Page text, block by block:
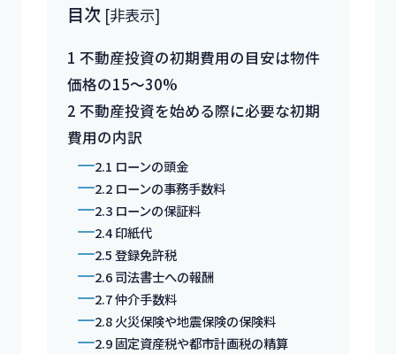
目次 [非表示]
1 不動産投資の初期費用の目安は物件
価格の15～30%
2 不動産投資を始める際に必要な初期
費用の内訳
2.1 ローンの頭金
2.2ローンの事務手数料
2.3ローンの保証料
2.4印紙代
2.5登録免許税
2.6司法書士への報酬
2.7仲介手数料
2.8火災保険や地震保険の保険料
2.9固定資産税や都市計画税の精算